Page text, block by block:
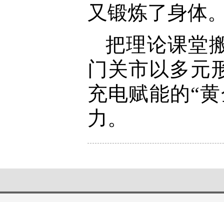
又锻炼了身体
把理论课堂
门关市以多元
充电赋能的“
力。